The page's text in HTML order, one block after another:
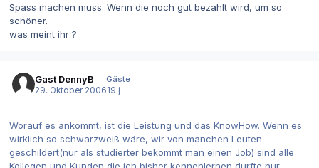
Spass machen muss. Wenn die noch gut bezahlt wird, um so
schöner.
was meint ihr ?
Gast DennyB
Gäste
29. Oktober 200619 j
Worauf es ankommt, ist die Leistung und das KnowHow. Wenn es
wirklich so schwarzweiß wäre, wir von manchen Leuten
geschildert(nur als studierter bekommt man einen Job) sind alle